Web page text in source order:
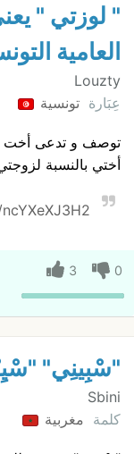
" لوزتي "
العامية
Louzty
عِبَارة تونسية
توصف و تدعى أخت
أختي بالنسبة
0
3
"سْبِينِي"
Sbini
كلمة مغربية